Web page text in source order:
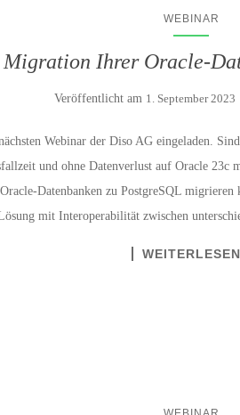
WEBINAR
Migration Ihrer Oracle-
Veröffentlicht am 1. September 2023
Webinar der Diso AG eingeladen.
und ohne Datenverlust auf Oracle 23c
Datenbanken zu PostgreSQL migrieren
mit Interoperabilität zwischen
WEITERLESEN